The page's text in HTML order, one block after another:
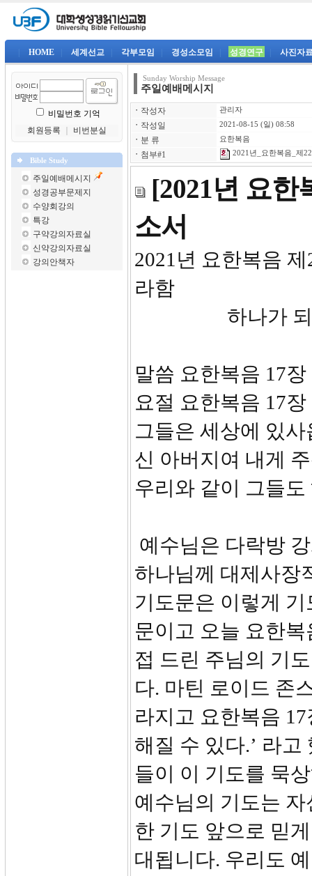
HOME 세계선교 각부모임 경성소모임 성경연구 사진자
비밀번호 기억
회원등록
비번분실
Bible Study
주일예배메시지
성경공부문제지
수양회강의
특강
구약강의자료실
신약강의자료실
강의안책자
Sunday Worship Message
주일예배메시지
ㆍ 작성자 관리자
ㆍ 작성일 2021-08-15 (일) 08:58
ㆍ 분 류 요한복음
ㆍ 첨부#1 2021년_요한복음_제
[2021년 요한
소서
2021년 요
라함
하나가 되게
말씀 요한복음 17장
요절 요한복음 17
그들은 세상에 있
신 아버지여 내게
우리와 같이 그들
예수님은 다락방
하나님께 대제사장
기도문은 이렇게
문이고 오늘 요한
접 드린 주님의 기
다. 마틴 로이드 존
라지고 요한복음
해질 수 있다.’ 라
들이 이 기도를 묵
예수님의 기도는
한 기도 앞으로 믿
대됩니다. 우리도